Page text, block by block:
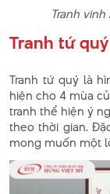
Tranh
Tranh tứ quý
Tranh tứ quý là
hiện cho 4 mùa
tranh thể hiện ý
theo thời gian.
mong muốn một